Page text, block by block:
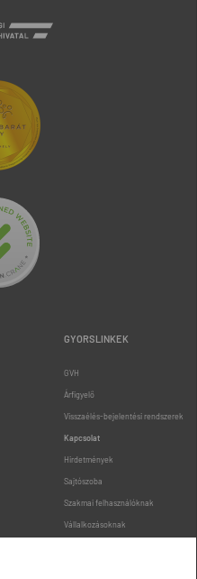
GYORSLINKEK
GVH
Árfigyelő
Visszaélés-bejelentési rendszerek
Kapcsolat
Hirdetmények
Sajtószoba
Szakmai felhasználóknak
Vállalkozásoknak